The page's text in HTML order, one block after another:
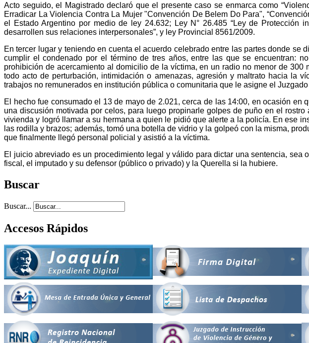
Acto seguido, el Magistrado declaró que el presente caso se enmarca como
Erradicar La Violencia Contra La Mujer "Convención De Belem Do Para",
el Estado Argentino por medio de ley 24.632; Ley N° 26.485 “Ley de
desarrollen sus relaciones interpersonales”, y ley Provincial 8561/2009.
En tercer lugar y teniendo en cuenta el acuerdo celebrado entre las partes donde
cumplir el condenado por el término de tres años, entre las que se encuentran:
prohibición de acercamiento al domicilio de la víctima, en un radio no menor de
todo acto de perturbación, intimidación o amenazas, agresión y maltrato hacia la
trabajos no remunerados en institución pública o comunitaria que le asigne el
El hecho fue consumado el 13 de mayo de 2.021, cerca de las 14:00, en ocasión
una discusión motivada por celos, para luego propinarle golpes de puño en el
vivienda y logró llamar a su hermana a quien le pidió que alerte a la policía. En ese
las rodilla y brazos; además, tomó una botella de vidrio y la golpeó con la misma,
que finalmente llegó personal policial y asistió a la víctima.
El juicio abreviado es un procedimiento legal y válido para dictar una sentencia,
fiscal, el imputado y su defensor (público o privado) y la Querella si la hubiere.
Buscar
Buscar...
Accesos Rápidos